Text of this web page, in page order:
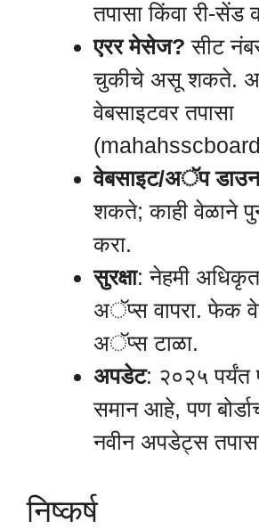
तपासा किंवा री-सेंड
एरर मेसेज? सीट
चुकीचे असू शकते.
वेबसाइटवर तपासा
वेबसाइट/अॅप
शकते; काही वेळाने
करा.
सुरक्षा: नेहमी
अॅप्स वापरा. फेक
अॅप्स टाळा.
अपडेट: २०२५ पर्यंत
समान आहे, पण
नवीन अपडेट्स
निष्कर्ष